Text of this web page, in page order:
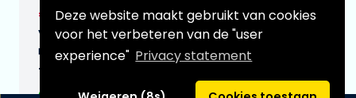
Deze website maakt gebruikt van cookies
voor het verbeteren van de "user
experience" Privacy statement
€95,95[Onder voorbehoud]
Verwachtte leverdatum:
n.v.t.
Type: